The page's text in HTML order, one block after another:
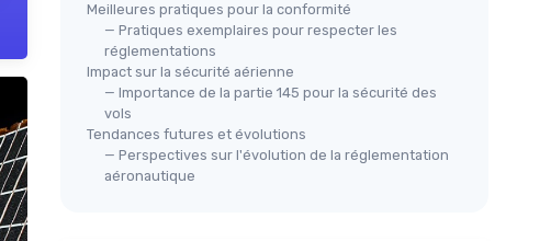
Meilleures pratiques pour la conformité
— Pratiques exemplaires pour respecter les
réglementations
Impact sur la sécurité aérienne
— Importance de la partie 145 pour la sécurité des
vols
Tendances futures et évolutions
— Perspectives sur l'évolution de la réglementation
aéronautique